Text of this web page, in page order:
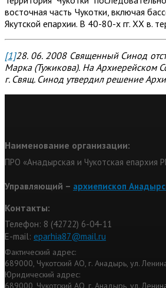
восточная часть Чукотки, включая
Якутской епархии. В 40-80-х гг. ХХ в.
[1]28. 06. 2008 Священный Синод
Марка (Тужикова). На Архиерейском
г. Свящ. Синод утвердил решение
Наименование организации:
ПРО «Анадырская и Чукотская епархия
Управляющий – архиепископ
Контакты:
Телефон: 8 (42722) 6-04-11
Е-mail: eparhia87@mail.ru
Фактический адрес:
689000, Чукотский АО, г. Анадырь, ул.
Юридический адрес:
689000, Чукотский АО, г. Анадырь, ул.